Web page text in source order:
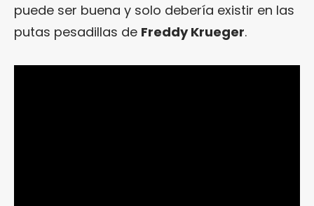
puede ser buena y solo debería existir en las
putas pesadillas de Freddy Krueger.